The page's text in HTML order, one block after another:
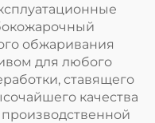
обжаривания
для любого
ставящего
качества